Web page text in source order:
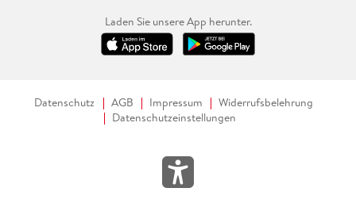
Laden Sie unsere App herunter.
Datenschutz AGB Impressum
Widerrufsbelehrung
Datenschutzeinstellungen